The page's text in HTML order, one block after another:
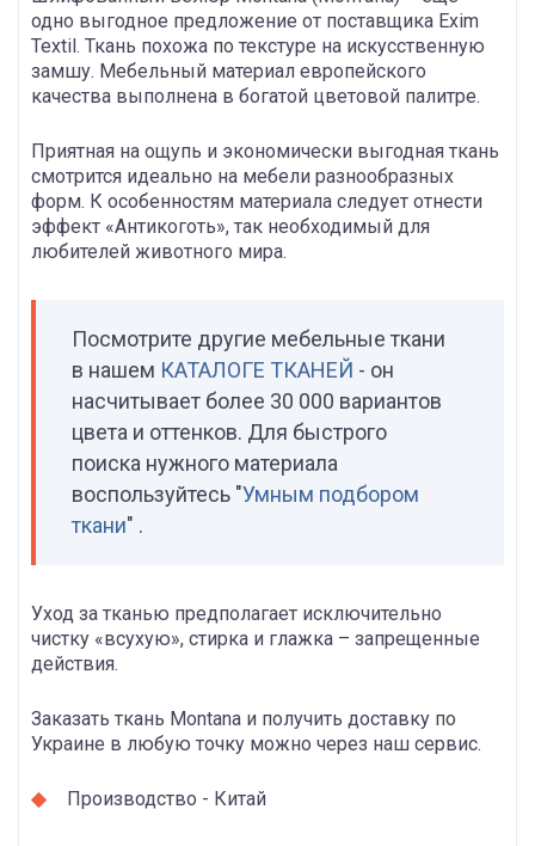
одно выгодное предложение от поставщика Exim
Textil. Ткань похожа по текстуре на искусственную
замшу. Мебельный материал европейского
качества выполнена в богатой цветовой палитре.
Приятная на ощупь и экономически выгодная ткань
смотрится идеально на мебели разнообразных
форм. К особенностям материала следует отнести
эффект «Антикоготь», так необходимый для
любителей животного мира.
Посмотрите другие мебельные ткани
в нашем КАТАЛОГЕ ТКАНЕЙ - он
насчитывает более 30 000 вариантов
цвета и оттенков. Для быстрого
поиска нужного материала
воспользуйтесь "Умным подбором
ткани" .
Уход за тканью предполагает исключительно
чистку «всухую», стирка и глажка – запрещенные
действия.
Заказать ткань Montana и получить доставку по
Украине в любую точку можно через наш сервис.
Производство - Китай